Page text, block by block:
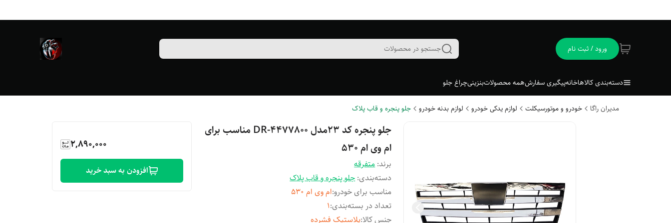
ورود / ثبت نام جستجو در محصولات
دسته‌بندی کالاهاخانهپیگیری سفارشهمه محصولاتبنزینیچراغ جلو
مدیران راگا خودرو و موتورسیکلت لوازم یدکی خودرو لوازم بدنه خودرو جلو پنجره و قاب پلاک
جلو پنجره کد ۲۳مدل DR-4477800 مناسب برای
ام وی ام 530
برند:متفرقه
دسته‌بندی:جلو پنجره و قاب پلاک
مناسب برای خودرو:ام وی ام 530
تعداد در بسته‌بندی:
1
جنس کالا:پلاستیک فشرده
2,890,000
افزودن به سبد خرید